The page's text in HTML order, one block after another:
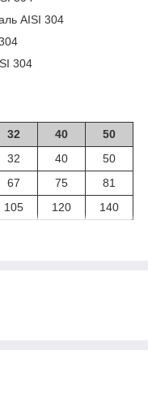
AISI 304
304
32 40
50
32 40
50
67 75
81
105 120 140